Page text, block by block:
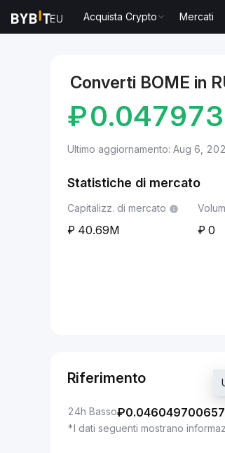
Acquista Crypto Mercati
Converti BOME in
₽
Ultimo aggiornamento: Aug 6,
Statistiche di mercato
Capitalizz. di mercato
40.69M 0
Riferimento
24h Basso₽
*I dati seguenti mostrano